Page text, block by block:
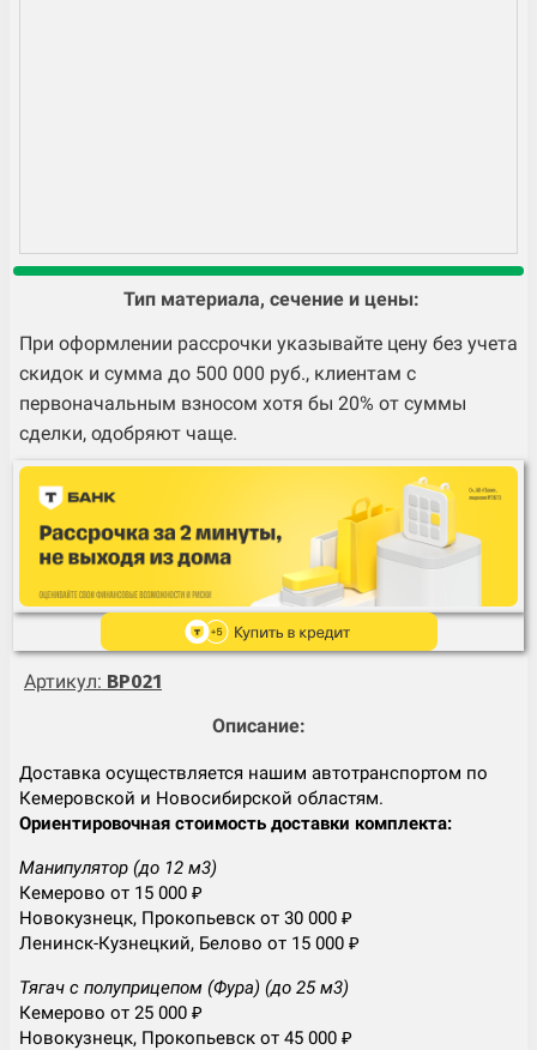
Тип материала, сечение и цены:
При оформлении рассрочки указывайте цену без учета
скидок и сумма до 500 000 руб., клиентам с
первоначальным взносом хотя бы 20% от суммы
сделки, одобряют чаще.
Артикул: BP021
Описание:
Доставка осуществляется нашим автотранспортом по
Кемеровской и Новосибирской областям.
Ориентировочная стоимость доставки комплекта:
Манипулятор (до 12 м3)
Кемерово от 15 000 ₽
Новокузнецк, Прокопьевск от 30 000 ₽
Ленинск-Кузнецкий, Белово от 15 000 ₽
Тягач с полуприцепом (Фура) (до 25 м3)
Кемерово от 25 000 ₽
Новокузнецк, Прокопьевск от 45 000 ₽